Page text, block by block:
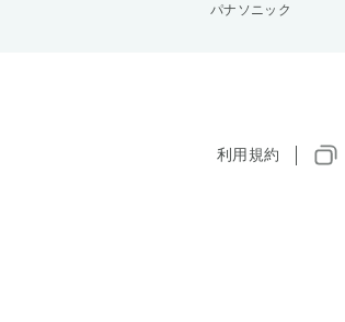
パナソニック
利用規約